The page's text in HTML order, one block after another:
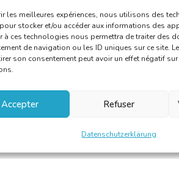
les meilleures expériences, nous utilisons des
stocker et/ou accéder aux informations des
à ces technologies nous permettra de traiter des
de navigation ou les ID uniques sur ce site.
son consentement peut avoir un effet négatif
Accepter Refuser
Datenschutzerklärung
Kategorien : Berichte des